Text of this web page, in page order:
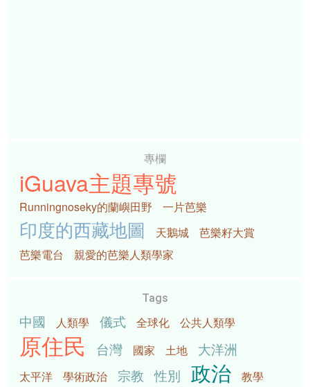
專欄
iGuava主題專號
Runningnoseky的蘭嶼田野 一片芭樂
印度的西藏地圖 天鵝城
芭樂籽大賞
芭樂電台
親愛的芭樂人類學家
Tags
中國 人類學 儀式 全球化 公共人類學
原住民 台灣 國家 土地 大洋洲
太平洋 學術政治 宗教 性別 政治 教學